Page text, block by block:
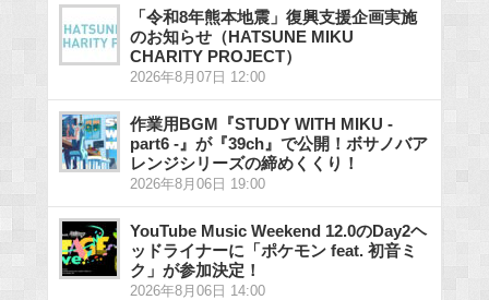
「令和8年熊本地震」復興支援企画実施
のお知らせ（HATSUNE MIKU
CHARITY PROJECT）
2026年8月07日 12:00
作業用BGM『STUDY WITH MIKU -
part6 -』が『39ch』で公開！ボサノバア
レンジシリーズの締めくくり！
2026年8月06日 19:00
YouTube Music Weekend 12.0のDay2ヘ
ッドライナーに「ポケモン feat. 初音ミ
ク」が参加決定！
2026年8月06日 14:00